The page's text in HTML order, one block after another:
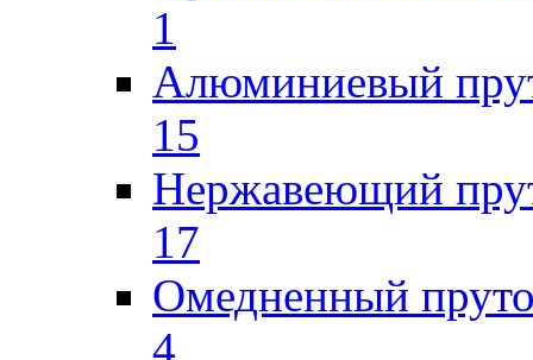
1
Алюминиевый
15
Нержавеющий
17
Омедненный
4